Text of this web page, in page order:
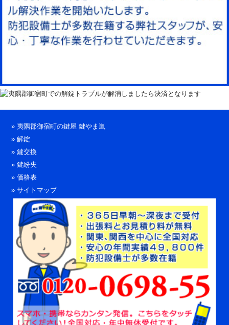
»夷隅郡御宿町の鍵屋 鍵やま嵐
»解錠
»鍵交換
»鍵紛失
»価格表
»サイトマップ